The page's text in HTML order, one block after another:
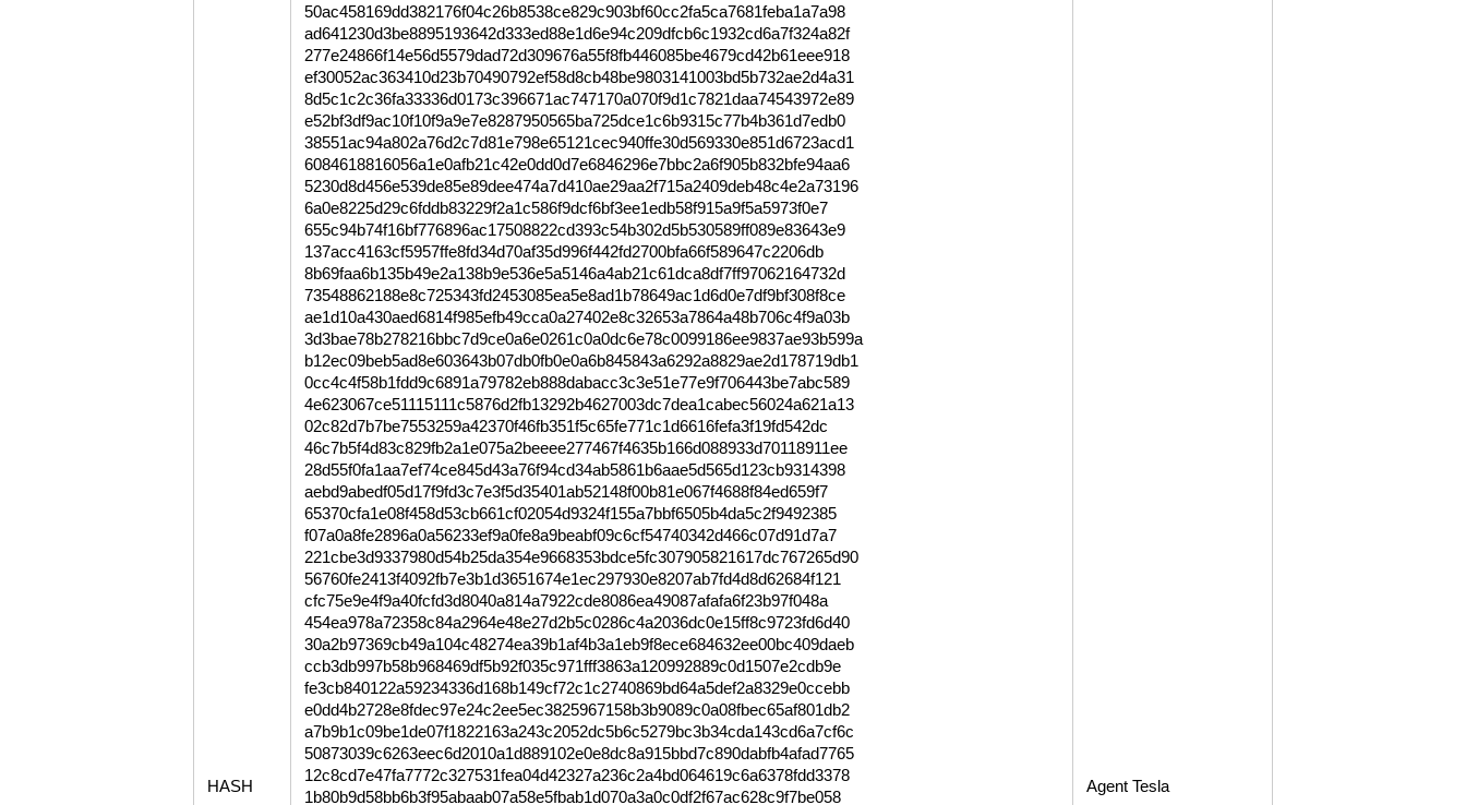
HASH
50ac458169dd382176f04c26b8538ce829c903bf60cc2fa5ca7681feba1a7a98
ad641230d3be8895193642d333ed88e1d6e94c209dfcb6c1932cd6a7f324a82f
277e24866f14e56d5579dad72d309676a55f8fb446085be4679cd42b61eee918
ef30052ac363410d23b70490792ef58d8cb48be9803141003bd5b732ae2d4a31
8d5c1c2c36fa33336d0173c396671ac747170a070f9d1c7821daa74543972e89
e52bf3df9ac10f10f9a9e7e8287950565ba725dce1c6b9315c77b4b361d7edb0
38551ac94a802a76d2c7d81e798e65121cec940ffe30d569330e851d6723acd1
6084618816056a1e0afb21c42e0dd0d7e6846296e7bbc2a6f905b832bfe94aa6
5230d8d456e539de85e89dee474a7d410ae29aa2f715a2409deb48c4e2a73196
6a0e8225d29c6fddb83229f2a1c586f9dcf6bf3ee1edb58f915a9f5a5973f0e7
655c94b74f16bf776896ac17508822cd393c54b302d5b530589ff089e83643e9
137acc4163cf5957ffe8fd34d70af35d996f442fd2700bfa66f589647c2206db
8b69faa6b135b49e2a138b9e536e5a5146a4ab21c61dca8df7ff97062164732d
73548862188e8c725343fd2453085ea5e8ad1b78649ac1d6d0e7df9bf308f8ce
ae1d10a430aed6814f985efb49cca0a27402e8c32653a7864a48b706c4f9a03b
3d3bae78b278216bbc7d9ce0a6e0261c0a0dc6e78c0099186ee9837ae93b599a
b12ec09beb5ad8e603643b07db0fb0e0a6b845843a6292a8829ae2d178719db1
0cc4c4f58b1fdd9c6891a79782eb888dabacc3c3e51e77e9f706443be7abc589
4e623067ce51115111c5876d2fb13292b4627003dc7dea1cabec56024a621a13
02c82d7b7be7553259a42370f46fb351f5c65fe771c1d6616fefa3f19fd542dc
46c7b5f4d83c829fb2a1e075a2beeee277467f4635b166d088933d70118911ee
28d55f0fa1aa7ef74ce845d43a76f94cd34ab5861b6aae5d565d123cb9314398
aebd9abedf05d17f9fd3c7e3f5d35401ab52148f00b81e067f4688f84ed659f7
65370cfa1e08f458d53cb661cf02054d9324f155a7bbf6505b4da5c2f9492385
f07a0a8fe2896a0a56233ef9a0fe8a9beabf09c6cf54740342d466c07d91d7a7
221cbe3d9337980d54b25da354e9668353bdce5fc307905821617dc767265d90
56760fe2413f4092fb7e3b1d3651674e1ec297930e8207ab7fd4d8d62684f121
cfc75e9e4f9a40fcfd3d8040a814a7922cde8086ea49087afafa6f23b97f048a
454ea978a72358c84a2964e48e27d2b5c0286c4a2036dc0e15ff8c9723fd6d40
30a2b97369cb49a104c48274ea39b1af4b3a1eb9f8ece684632ee00bc409daeb
ccb3db997b58b968469df5b92f035c971fff3863a120992889c0d1507e2cdb9e
fe3cb840122a59234336d168b149cf72c1c2740869bd64a5def2a8329e0ccebb
e0dd4b2728e8fdec97e24c2ee5ec3825967158b3b9089c0a08fbec65af801db2
a7b9b1c09be1de07f1822163a243c2052dc5b6c5279bc3b34cda143cd6a7cf6c
50873039c6263eec6d2010a1d889102e0e8dc8a915bbd7c890dabfb4afad7765
12c8cd7e47fa7772c327531fea04d42327a236c2a4bd064619c6a6378fdd3378
1b80b9d58bb6b3f95abaab07a58e5fbab1d070a3a0c0df2f67ac628c9f7be058